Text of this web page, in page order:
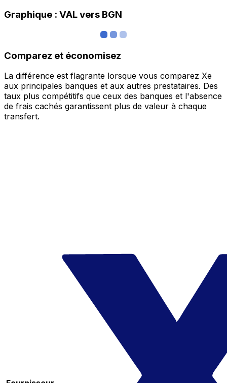
Graphique : VAL vers BGN
Comparez et économisez
La différence est flagrante lorsque vous comparez Xe
aux principales banques et aux autres prestataires. Des
taux plus compétitifs que ceux des banques et l'absence
de frais cachés garantissent plus de valeur à chaque
transfert.